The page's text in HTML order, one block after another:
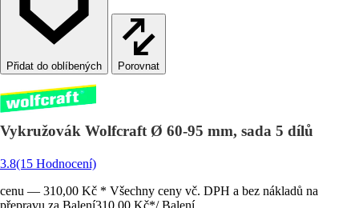
Porovnat
Vykružovák Wolfcraft Ø 60-95 mm, sada 5 dílů
3.8(15 Hodnocení)
cenu — 310,00 Kč * Všechny ceny vč. DPH a bez nákladů na
přepravu za Balení310,00 Kč*/ Balení